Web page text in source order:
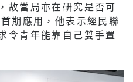
故當局亦在研究是否可
期應用，他表示經民聯
令青年能靠自己雙手置